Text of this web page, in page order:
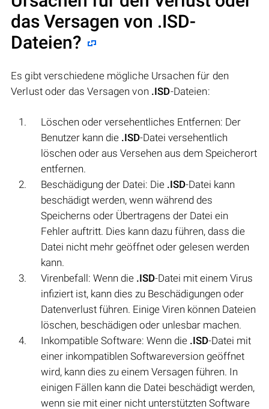
das Versagen von .ISD-
Dateien?
Es gibt verschiedene mögliche Ursachen für den
Verlust oder das Versagen von .ISD-Dateien:
Löschen oder versehentliches Entfernen: Der
Benutzer kann die .ISD-Datei versehentlich
löschen oder aus Versehen aus dem Speicherort
entfernen.
Beschädigung der Datei: Die .ISD-Datei kann
beschädigt werden, wenn während des
Speicherns oder Übertragens der Datei ein
Fehler auftritt. Dies kann dazu führen, dass die
Datei nicht mehr geöffnet oder gelesen werden
kann.
Virenbefall: Wenn die .ISD-Datei mit einem Virus
infiziert ist, kann dies zu Beschädigungen oder
Datenverlust führen. Einige Viren können Dateien
löschen, beschädigen oder unlesbar machen.
Inkompatible Software: Wenn die .ISD-Datei mit
einer inkompatiblen Softwareversion geöffnet
wird, kann dies zu einem Versagen führen. In
einigen Fällen kann die Datei beschädigt werden,
wenn sie mit einer nicht unterstützten Software